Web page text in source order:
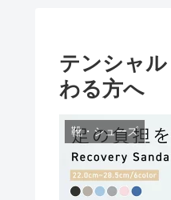
テンシャ
わる方へ
靴・シューズ